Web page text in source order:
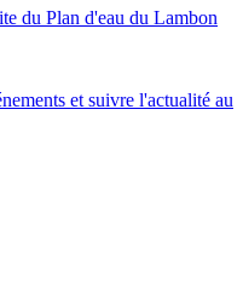
du Plan d'eau du Lambon
et suivre l'actualité au